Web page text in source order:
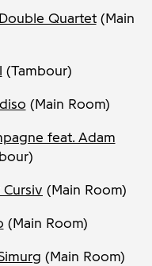
Quartet(Main
(Tambour)
(Main Room)
feat. Adam
(Main Room)
(Main Room)
(Main Room)